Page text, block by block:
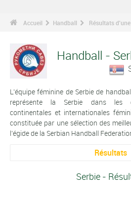
Accueil Handball Résultats
Handball -
L'équipe féminine de Serbie de
représente la Serbie dans les
continentales et internationales
constituée par une sélection des
l'égide de la Serbian Handball
Résultats
Serbie -